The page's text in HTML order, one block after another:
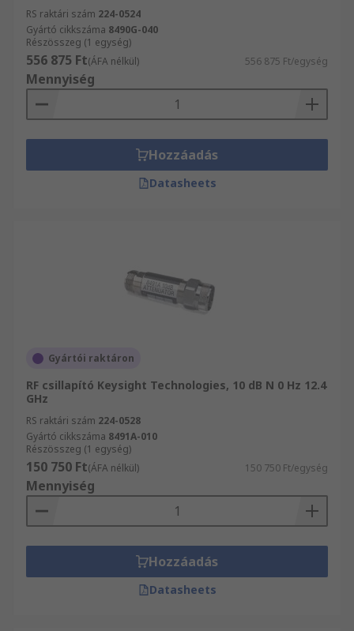
RS raktári szám 224-0524
Gyártó cikkszáma 8490G-040
Részösszeg (1 egység)
556 875 Ft(ÁFA nélkül) 556 875 Ft/egység
Mennyiség
Hozzáadás
Datasheets
Gyártói raktáron
RF csillapító Keysight Technologies, 10 dB N 0 Hz 12.4
GHz
RS raktári szám 224-0528
Gyártó cikkszáma 8491A-010
Részösszeg (1 egység)
150 750 Ft(ÁFA nélkül) 150 750 Ft/egység
Mennyiség
Hozzáadás
Datasheets